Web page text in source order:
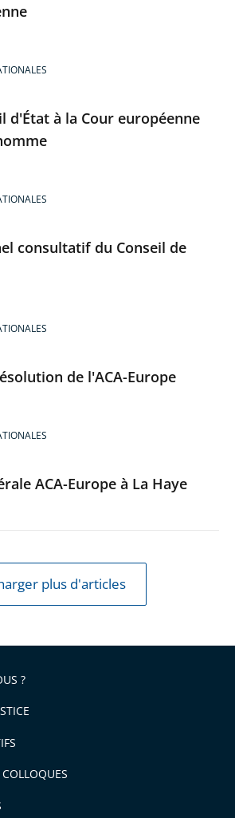
d'État à la Cour européenne
consultatif du Conseil de
de l'ACA-Europe
ACA-Europe à La Haye
plus d'articles
?